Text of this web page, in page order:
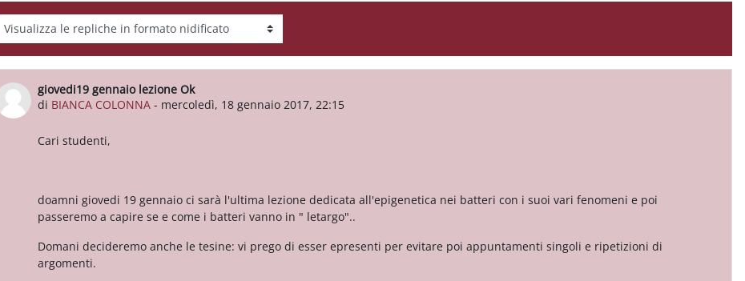
Modalità visualizzazione
giovedi19 gennaio lezione Ok
di BIANCA COLONNA - mercoledì, 18 gennaio 2017, 22:15
Numero di risposte: 0
Cari studenti,
doamni giovedi 19 gennaio ci sarà l'ultima lezione dedicata all'epigenetica nei batteri con i suoi vari fenomeni e poi
passeremo a capire se e come i batteri vanno in " letargo"..
Domani decideremo anche le tesine: vi prego di esser epresenti per evitare poi appuntamenti singoli e ripetizioni di
argomenti.